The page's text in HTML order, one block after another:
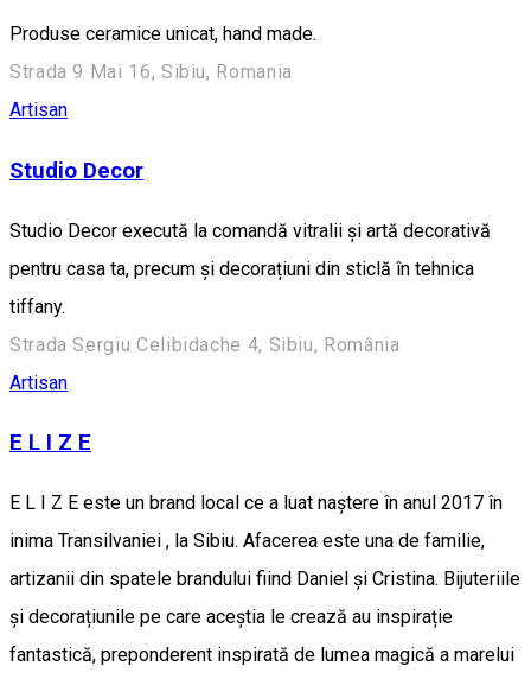
Produse ceramice unicat, hand made.
Strada 9 Mai 16, Sibiu, Romania
Artisan
Studio Decor
Studio Decor execută la comandă vitralii și artă decorativă
pentru casa ta, precum și decorațiuni din sticlă în tehnica
tiffany.
Strada Sergiu Celibidache 4, Sibiu, România
Artisan
E L I Z E
E L I Z E este un brand local ce a luat naștere în anul 2017 în
inima Transilvaniei , la Sibiu. Afacerea este una de familie,
artizanii din spatele brandului fiind Daniel și Cristina. Bijuteriile
și decorațiunile pe care aceștia le crează au inspirație
fantastică, preponderent inspirată de lumea magică a marelui